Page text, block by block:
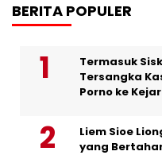
BERITA POPULER
Termasuk
Tersangka
Porno ke
Liem Sioe
yang